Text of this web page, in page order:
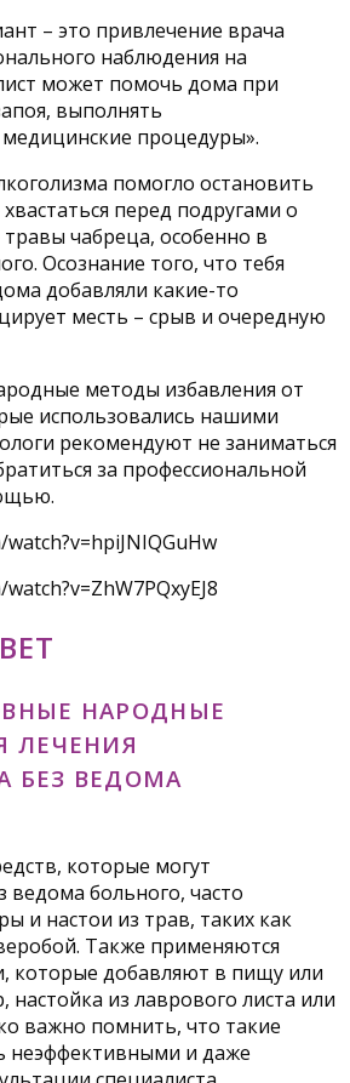
– это привлечение врача
наблюдения на
может помочь дома при
выполнять
процедуры».
помогло остановить
перед подругами о
чабреца, особенно в
Осознание того, что тебя
добавляли какие-то
месть – срыв и очередную
методы избавления от
использовались нашими
рекомендуют не заниматься
за профессиональной
НАРОДНЫЕ
ЛЕЧЕНИЯ
БЕЗ ВЕДОМА
которые могут
ведома больного, часто
и настои из трав, таких как
Также применяются
которые добавляют в пищу или
настойка из лаврового листа или
важно помнить, что такие
неэффективными и даже